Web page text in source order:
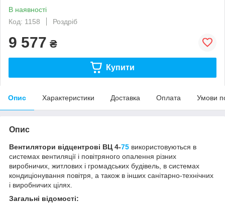
В наявності
Код: 1158
Роздріб
9 577 ₴
Купити
Опис Характеристики Доставка Оплата Умови
Опис
Вентилятори відцентрові ВЦ 4-75 використовуються в
системах вентиляції і повітряного опалення різних
виробничих, житлових і громадських будівель, в системах
кондиціонування повітря, а також в інших санітарно-технічних
і виробничих цілях.
Загальні відомості: